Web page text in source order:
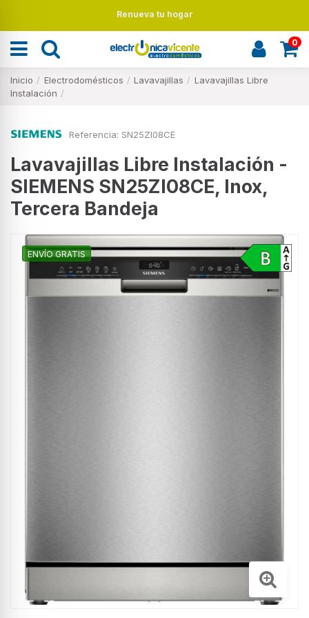
Renueva tu hogar
0
Inicio Electrodomésticos Lavavajillas
Lavavajillas Libre
Instalación
Referencia: SN25ZI08CE
Lavavajillas Libre Instalación -
SIEMENS SN25ZI08CE, Inox,
Tercera Bandeja
ENVÍO GRATIS